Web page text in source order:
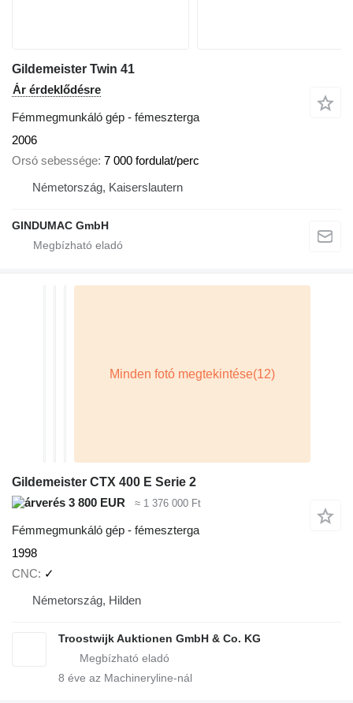
Gildemeister Twin 41
Ár érdeklődésre
Fémmegmunkáló gép - fémeszterga
2006
Orsó sebessége 7 000 fordulat/perc
Németország, Kaiserslautern
GINDUMAC GmbH
Gildemeister CTX 400 E Serie 2
3 800 EUR
≈ 1 376 000 Ft
Fémmegmunkáló gép - fémeszterga
1998
CNC
✓
Németország, Hilden
Troostwijk Auktionen GmbH & Co. KG
8 éve az Machineryline-nál